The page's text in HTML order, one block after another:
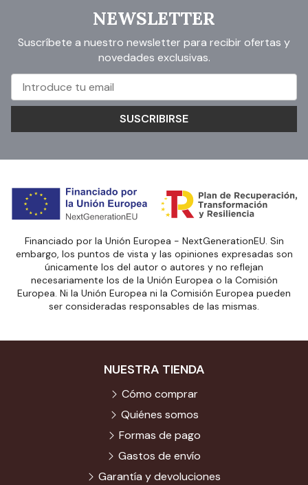
NEWSLETTER
Suscríbete a nuestro newsletter para recibir ofertas y
novedades exclusivas.
SUSCRIBIRSE
Financiado por la Unión Europea - NextGenerationEU. Sin
embargo, los puntos de vista y las opiniones expresadas son
únicamente los del autor o autores y no reflejan
necesariamente los de la Unión Europea o la Comisión
Europea. Ni la Unión Europea ni la Comisión Europea pueden
ser consideradas responsables de las mismas.
NUESTRA TIENDA
Cómo comprar
Quiénes somos
Formas de pago
Gastos de envío
Garantía y devoluciones